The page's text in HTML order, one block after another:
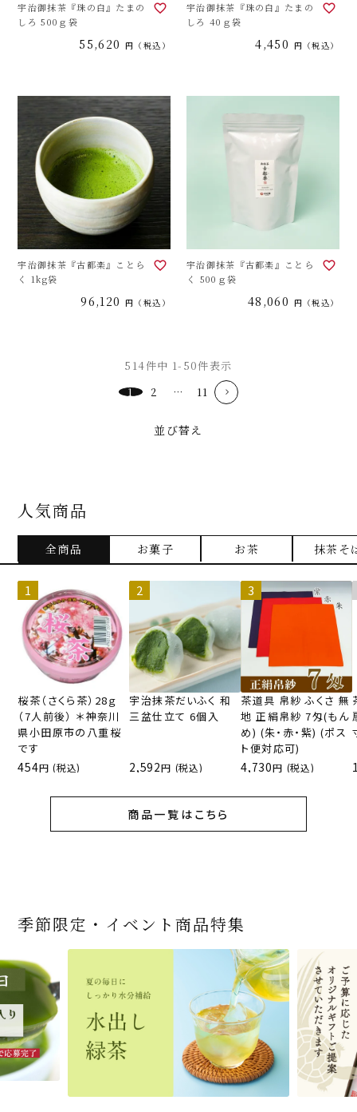
宇治御抹茶『珠の白』たまの
しろ 500ｇ袋
55,620 税込
宇治御抹茶『珠の白』たまの
しろ 40ｇ袋
4,450 税込
宇治御抹茶『古都楽』ことら
く 1kg袋
96,120 税込
宇治御抹茶『古都楽』ことら
く 500ｇ袋
48,060 税込
並び替え
514件中 1- 50件表示
1 2 … 11
人気商品
全商品 お菓子 お茶 抹茶そ
桜茶（さくら茶）28ｇ
（7人前後） ＊神奈川
県小田原市の八重桜
です
454 (税込)
宇治抹茶だいふく 和
三盆仕立て 6個入
2,592 (税込)
茶道具 帛紗 ふくさ 無
地 正絹帛紗 7匁(もん
め) (朱・赤・紫) (ポス
ト便対応可)
4,730 (税込)
商品一覧はこちら
宇治抹茶だいふく 和
三盆仕立て 6個入
2,592 (税込)
お茶屋の京都 宇治抹
1,743 (税込)
宇治抹茶 濃チーズケ
ーキ 『抹茶まる』 1セ
ット6個入
3,240 (税込)
商品一覧はこちら
桜茶（さくら茶）28ｇ
（7人前後） ＊神奈川
県小田原市の八重桜
です
454 (税込)
『釜炒りむぎ茶』 10g
324 (税込)
緑茶ティーパック（セ
ンパックシリーズ） 5g
×50袋
864 (税込)
商品一覧はこちら
宇治抹茶そば3袋・そ
ばつゆ6袋（6人前）セ
ット 化粧箱（カート
ン/ギフトボックス）
3,032 (税込)
【送料込み】宇治抹茶
そば160ｇ×2袋（4人
前）＋特撰そばつゆ4
個（ポスト便）
2,028 (税込)
宇治抹茶そば２袋・そ
ばつゆ４袋（４人前）
竹かごセット
2,278 (税込)
商品一覧はこちら
老舗茶舗の宇治抹茶
かすていらと宇治冠煎
茶の詰合せ
4,112 (税込)
宇治抹茶焼き菓子詰
4,511 (税込)
老舗茶舗のひやひやス
イーツセット 3種6個
3,356 (税込)
商品一覧はこちら
茶道具 帛紗 ふくさ 無
地 正絹帛紗 7匁(もん
め) (朱・赤・紫) (ポス
ト便対応可)
4,730 (税込)
茶道具 扇子（せんす）
扇子 利休百首 白竹 6
1,716 (税込)
おとなのお稽古セット
女子用 裏千家 茶道具
16,500 (税込)
商品一覧はこちら
季節限定・イベント商品特集